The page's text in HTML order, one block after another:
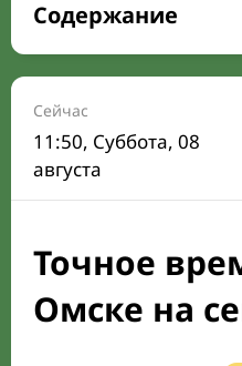
Содержание
Время намаза на
Расписание на месяц
Время Сухура и
Календарь рамадана
Мечети и
Направление киблы
Сейчас
11:50, Суббота, 08
августа
Точное
Омске на